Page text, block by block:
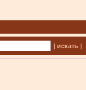
| искать |